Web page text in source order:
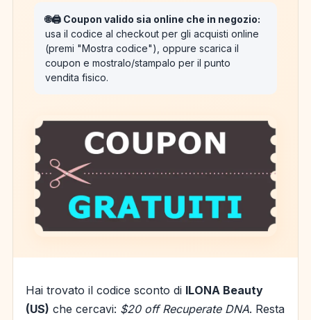
🌐🖨️ Coupon valido sia online che in negozio:
usa il codice al checkout per gli acquisti online
(premi "Mostra codice"), oppure scarica il
coupon e mostralo/stampalo per il punto
vendita fisico.
Hai trovato il codice sconto di ILONA Beauty
(US) che cercavi: $20 off Recuperate DNA. Resta